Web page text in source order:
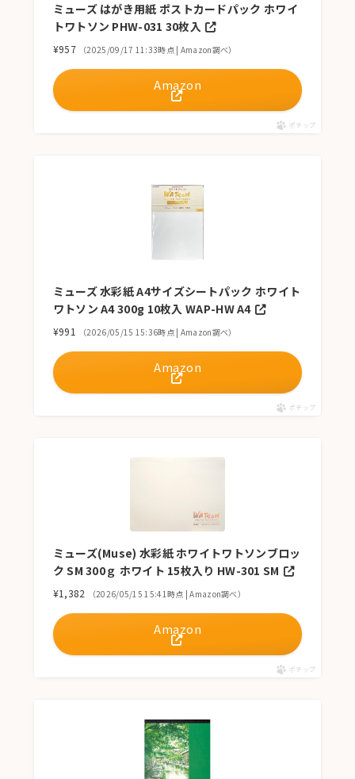
ミューズ はがき用紙 ポストカードパック ホワイ
トワトソン PHW-031 30枚入
¥957 （2025/09/17 11:33時点 | Amazon調べ）
Amazon
ポチップ
ミューズ 水彩紙 A4サイズシートパック ホワイト
ワトソン A4 300g 10枚入 WAP-HW A4
¥991 （2026/05/15 15:36時点 | Amazon調べ）
Amazon
ポチップ
ミューズ(Muse) 水彩紙 ホワイトワトソンブロッ
ク SM 300ｇ ホワイト 15枚入り HW-301 SM
¥1,382 （2026/05/15 15:41時点 | Amazon調べ）
Amazon
ポチップ